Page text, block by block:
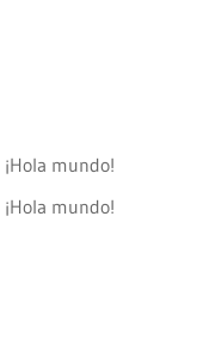
¡Hola mundo!
¡Hola mundo!